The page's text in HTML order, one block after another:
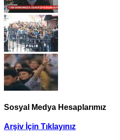
Sosyal Medya Hesaplarımız
Arşiv İçin Tıklayınız